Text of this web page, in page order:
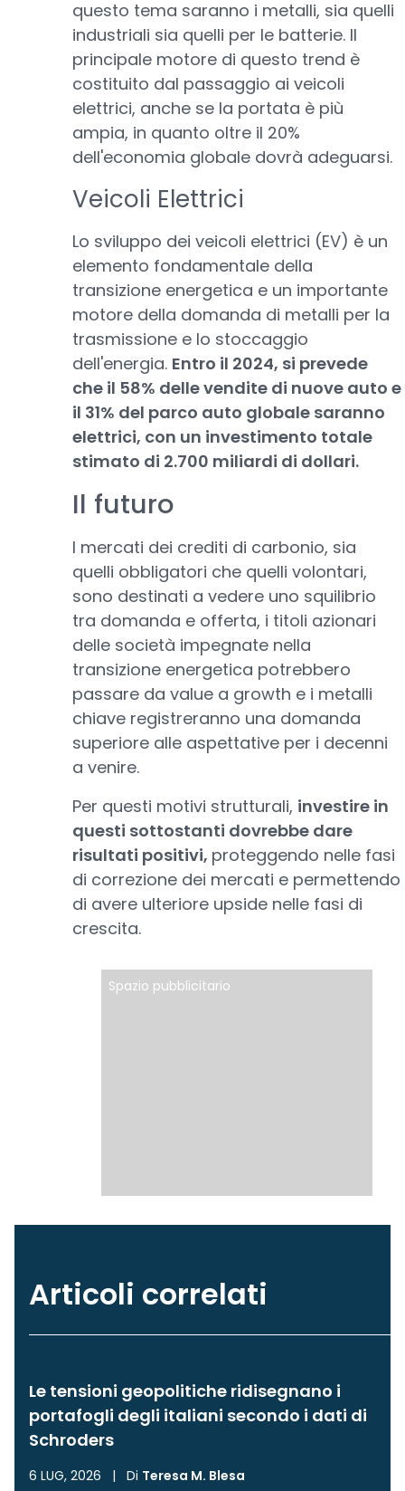
questo tema saranno i metalli, sia quelli
industriali sia quelli per le batterie. Il
principale motore di questo trend è
costituito dal passaggio ai veicoli
elettrici, anche se la portata è più
ampia, in quanto oltre il 20%
dell'economia globale dovrà adeguarsi.
Veicoli Elettrici
Lo sviluppo dei veicoli elettrici (EV) è un
elemento fondamentale della
transizione energetica e un importante
motore della domanda di metalli per la
trasmissione e lo stoccaggio
dell'energia. Entro il 2024, si prevede
che il 58% delle vendite di nuove auto e
il 31% del parco auto globale saranno
elettrici, con un investimento totale
stimato di 2.700 miliardi di dollari.
Il futuro
I mercati dei crediti di carbonio, sia
quelli obbligatori che quelli volontari,
sono destinati a vedere uno squilibrio
tra domanda e offerta, i titoli azionari
delle società impegnate nella
transizione energetica potrebbero
passare da value a growth e i metalli
chiave registreranno una domanda
superiore alle aspettative per i decenni
a venire.
Per questi motivi strutturali, investire in
questi sottostanti dovrebbe dare
risultati positivi, proteggendo nelle fasi
di correzione dei mercati e permettendo
di avere ulteriore upside nelle fasi di
crescita.
Spazio pubblicitario
Articoli correlati
Le tensioni geopolitiche ridisegnano i
portafogli degli italiani secondo i dati di
Schroders
6 LUG, 2026 | Di Teresa M. Blesa